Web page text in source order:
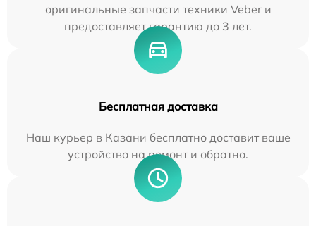
оригинальные запчасти техники Veber и
предоставляет гарантию до 3 лет.
Бесплатная доставка
Наш курьер в Казани бесплатно доставит ваше
устройство на ремонт и обратно.